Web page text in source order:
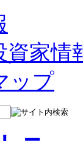
資家情
ップ